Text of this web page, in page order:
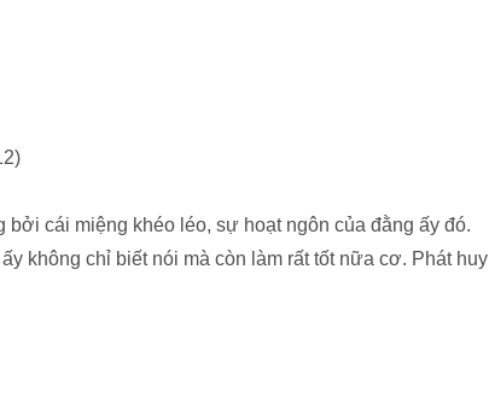
bởi cái miệng khéo léo, sự hoạt ngôn của đằng ấy đó.
không chỉ biết nói mà còn làm rất tốt nữa cơ. Phát huy